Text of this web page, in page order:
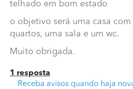
construcao ou reconstruçao a
gostaria de saber qual poderá ser
seguintes caracteristicas:
telhado em bom estado
o objetivo será uma casa com
quartos, uma sala e um wc.
Muito obrigada.
1 resposta
Receba avisos quando haja